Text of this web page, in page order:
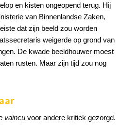
en kisten ongeopend terug. Hij
van Binnenlandse Zaken,
dat zijn beeld zou worden
weigerde op grond van
De kwade beeldhouwer moest
rusten. Maar zijn tijd zou nog
vaincuvoor andere kritiek gezorgd.